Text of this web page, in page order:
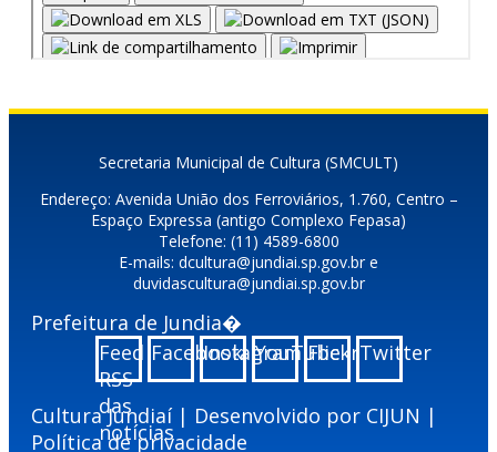
Secretaria Municipal de Cultura (SMCULT)
Endereço: Avenida União dos Ferroviários, 1.760, Centro –
Espaço Expressa (antigo Complexo Fepasa)
Telefone: (11) 4589-6800
E-mails: dcultura@jundiai.sp.gov.br e
duvidascultura@jundiai.sp.gov.br
Prefeitura de Jundia�
Feed
RSS
das
notícias
FacebookInstagram
YouTube
FlickrTwitter
Cultura Jundiaí | Desenvolvido por CIJUN |
Política de privacidade